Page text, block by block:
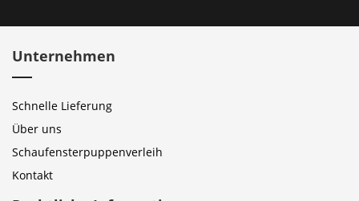
Unternehmen
Schnelle Lieferung
Über uns
Schaufensterpuppenverleih
Kontakt